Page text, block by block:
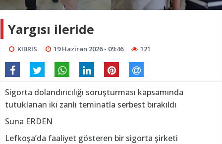
Yargısı ileride
KIBRIS 19 Haziran 2026 - 09:46 121
Sigorta dolandırıcılığı soruşturması kapsamında
tutuklanan iki zanlı teminatla serbest bırakıldı
Suna ERDEN
Lefkoşa’da faaliyet gösteren bir sigorta şirketi